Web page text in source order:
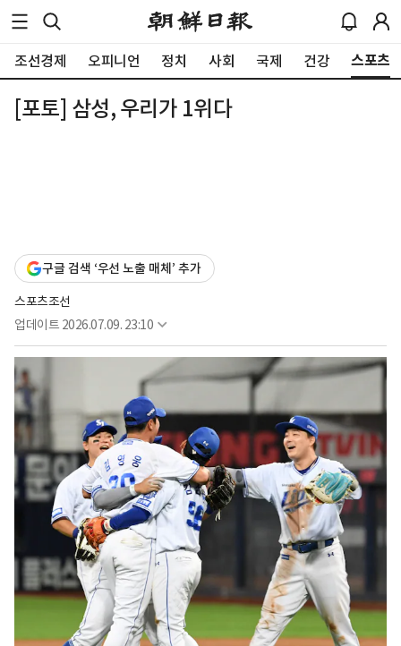
조선경제 오피니언 정치 사회 국제 건강 스포츠
[포토] 삼성, 우리가 1위다
구글 검색 ‘우선 노출 매체’ 추가
스포츠조선
업데이트 2026.07.09. 23:10